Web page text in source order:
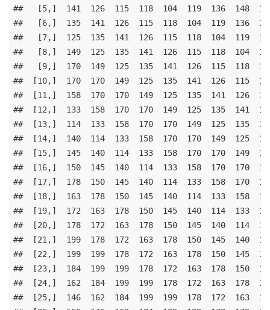
##   [5,]  141  126  115  118  104  119  136  148
##   [6,]  135  141  126  115  118  104  119  136
##   [7,]  125  135  141  126  115  118  104  119
##   [8,]  149  125  135  141  126  115  118  104
##   [9,]  170  149  125  135  141  126  115  118
##  [10,]  170  170  149  125  135  141  126  115
##  [11,]  158  170  170  149  125  135  141  126
##  [12,]  133  158  170  170  149  125  135  141
##  [13,]  114  133  158  170  170  149  125  135
##  [14,]  140  114  133  158  170  170  149  125
##  [15,]  145  140  114  133  158  170  170  149
##  [16,]  150  145  140  114  133  158  170  170
##  [17,]  178  150  145  140  114  133  158  170
##  [18,]  163  178  150  145  140  114  133  158
##  [19,]  172  163  178  150  145  140  114  133
##  [20,]  178  172  163  178  150  145  140  114
##  [21,]  199  178  172  163  178  150  145  140
##  [22,]  199  199  178  172  163  178  150  145
##  [23,]  184  199  199  178  172  163  178  150
##  [24,]  162  184  199  199  178  172  163  178
##  [25,]  146  162  184  199  199  178  172  163